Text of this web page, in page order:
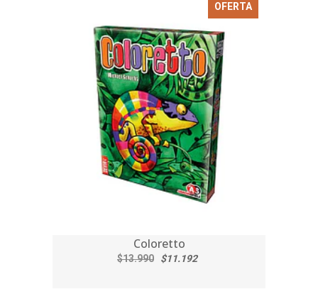
OFERTA
Coloretto
$13.990 $11.192